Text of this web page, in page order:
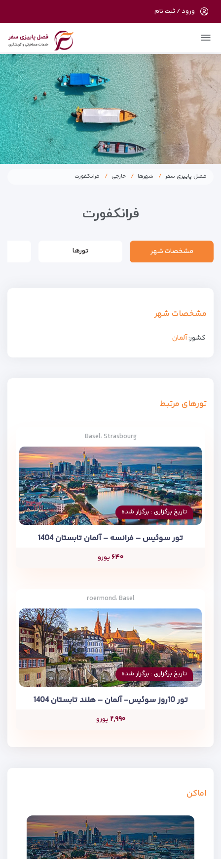
در حال حاضر ارتباط با سرور قطع می باشد لطفا
ورود / ثبت نام
فصل پاییزی سفر شهرها خارجی فرانکفورت
فرانکفورت
مشخصات شهر تورها
مشخصات شهر
کشور:آلمان
تورهای مرتبط
Basel، Strasbourg
تاریخ برگزاری : برگزار شده
تور سوئیس – فرانسه – آلمان تابستان 1404
۶۴۰یورو
roermond، Basel
تاریخ برگزاری : برگزار شده
تور 10روز سوئیس- آلمان – هلند تابستان 1404
۲,۹۹۰ یورو
اماکن